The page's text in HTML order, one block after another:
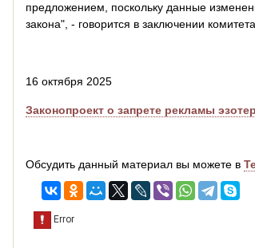
предложением, поскольку данные
закона", - говорится в заключении комитета.
16 октября 2025
Законопроект о запрете рекламы
Обсудить данный материал вы можете в